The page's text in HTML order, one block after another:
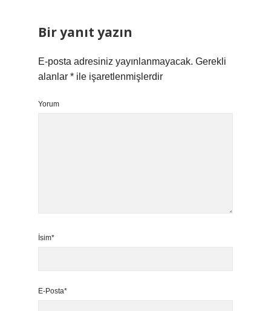
Bir yanıt yazın
E-posta adresiniz yayınlanmayacak. Gerekli
alanlar * ile işaretlenmişlerdir
Yorum
İsim*
E-Posta*